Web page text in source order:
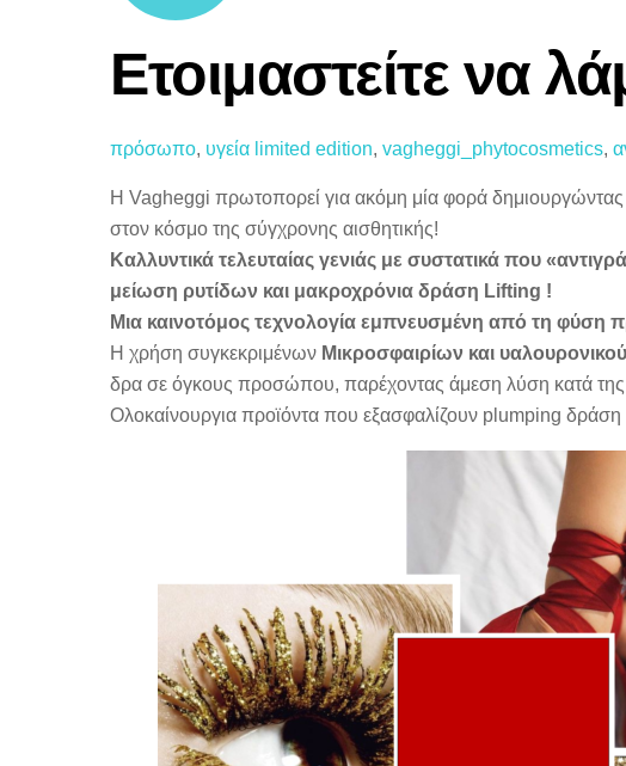
Ετοιμαστείτε να
πρόσωπο, υγεία limited edition, vagheggi_phytocosmetics,
Η Vagheggi πρωτοπορεί για ακόμη μία φορά δημιουργώντας
στον κόσμο της σύγχρονης αισθητικής!
Καλλυντικά τελευταίας γενιάς με συστατικά που
μείωση ρυτίδων και μακροχρόνια δράση Lifting !
Μια καινοτόμος τεχνολογία εμπνευσμένη από τη φύση
Η χρήση συγκεκριμένων Μικροσφαιρίων και
δρα σε όγκους προσώπου, παρέχοντας άμεση λύση κατά
Oλοκαίνουργια προϊόντα που εξασφαλίζουν plumping